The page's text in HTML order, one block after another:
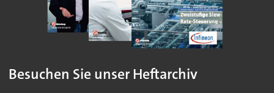
Besuchen Sie unser Heftarchiv